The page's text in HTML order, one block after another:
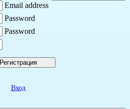
Email address
Password
Password
Регистрация
Вход